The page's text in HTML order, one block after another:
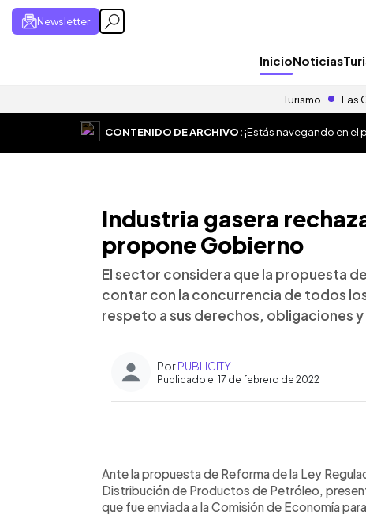
Newsletter
InicioNoticias
Turismo Las
CONTENIDO DE ARCHIVO:¡Estás navegando en el
Industria gasera
propone Gobierno
El sector considera que la propuesta
contar con la concurrencia de todos
respeto a sus derechos, obligaciones
PorPUBLICITY
Publicado el 17 de febrero de 2022
Escuchar artículo
Ante la propuesta de Reforma de la Ley
Distribución de Productos de Petróleo,
que fue enviada a la Comisión de Economía